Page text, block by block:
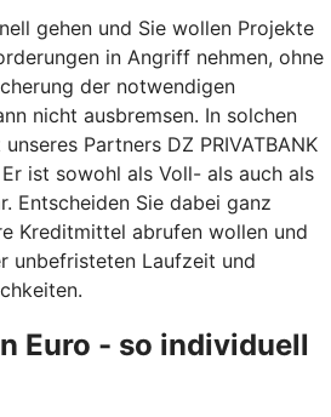
gehen und Sie wollen Projekte
in Angriff nehmen, ohne
der notwendigen
nicht ausbremsen. In solchen
Partners DZ PRIVATBANK
ist sowohl als Voll- als auch als
Entscheiden Sie dabei ganz
Kreditmittel abrufen wollen und
unbefristeten Laufzeit und
Euro - so individuell